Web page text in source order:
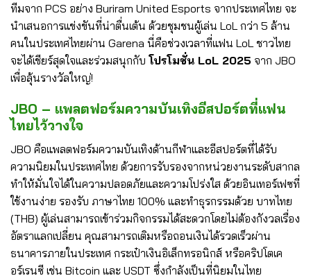
ทีมจาก PCS อย่าง Buriram United Esports จากประเทศไทย จะ
นำเสนอการแข่งขันที่น่าตื่นเต้น ด้วยชุมชนผู้เล่น LoL กว่า 5 ล้าน
คนในประเทศไทยผ่าน Garena นี่คือช่วงเวลาที่แฟน LoL ชาวไทย
จะได้เชียร์สุดใจและร่วมสนุกกับ โปรโมชั่น LoL 2025 จาก JBO
เพื่อลุ้นรางวัลใหญ่!
JBO – แพลตฟอร์มความบันเทิงอีสปอร์ตที่แฟน
ไทยไว้วางใจ
JBO คือแพลตฟอร์มความบันเทิงด้านกีฬาและอีสปอร์ตที่ได้รับ
ความนิยมในประเทศไทย ด้วยการรับรองจากหน่วยงานระดับสากล
ทำให้มั่นใจได้ในความปลอดภัยและความโปร่งใส ด้วยอินเทอร์เฟซที่
ใช้งานง่าย รองรับ ภาษาไทย 100% และทำธุรกรรมด้วย บาทไทย
(THB) ผู้เล่นสามารถเข้าร่วมกิจกรรมได้สะดวกโดยไม่ต้องกังวลเรื่อง
อัตราแลกเปลี่ยน คุณสามารถเติมหรือถอนเงินได้รวดเร็วผ่าน
ธนาคารภายในประเทศ กระเป๋าเงินอิเล็กทรอนิกส์ หรือคริปโตเค
อร์เรนซี เช่น Bitcoin และ USDT ซึ่งกำลังเป็นที่นิยมในไทย